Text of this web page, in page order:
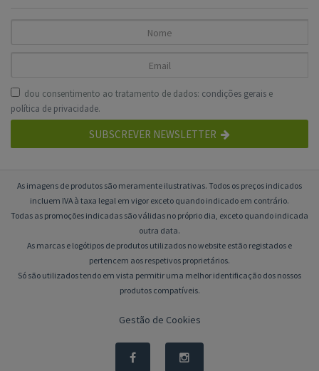
dou consentimento ao tratamento de dados: condições gerais e
política de privacidade.
SUBSCREVER NEWSLETTER
As imagens de produtos são meramente ilustrativas. Todos os preços indicados
incluem IVA à taxa legal em vigor exceto quando indicado em contrário.
Todas as promoções indicadas são válidas no próprio dia, exceto quando indicada
outra data.
As marcas e logótipos de produtos utilizados no website estão registados e
pertencem aos respetivos proprietários.
Só são utilizados tendo em vista permitir uma melhor identificação dos nossos
produtos compatíveis.
Gestão de Cookies